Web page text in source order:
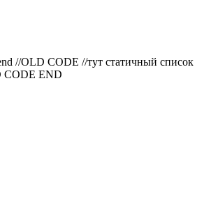
//OLD CODE //тут статичный список
CODE END